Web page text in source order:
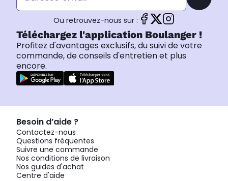
Ou retrouvez-nous sur :
Téléchargez l'application Boulanger !
Profitez d'avantages exclusifs, du suivi de votre
commande, de conseils d'entretien et plus
encore.
Besoin d’aide ?
Contactez-nous
Questions fréquentes
Suivre une commande
Nos conditions de livraison
Nos guides d'achat
Centre d'aide